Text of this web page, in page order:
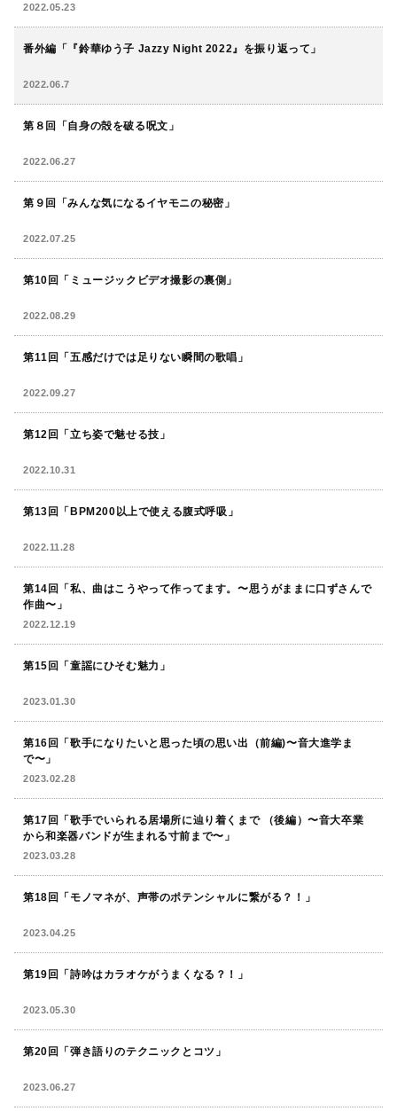
2022.05.23
番外編「『鈴華ゆう子 Jazzy Night 2022』を振り返って」
2022.06.7
第８回「自身の殻を破る呪文」
2022.06.27
第９回「みんな気になるイヤモニの秘密」
2022.07.25
第10回「ミュージックビデオ撮影の裏側」
2022.08.29
第11回「五感だけでは足りない瞬間の歌唱」
2022.09.27
第12回「立ち姿で魅せる技」
2022.10.31
第13回「BPM200以上で使える腹式呼吸」
2022.11.28
第14回「私、曲はこうやって作ってます。〜思うがままに口ずさんで
作曲〜」
2022.12.19
第15回「童謡にひそむ魅力」
2023.01.30
第16回「歌手になりたいと思った頃の思い出（前編)〜音大進学ま
で〜」
2023.02.28
第17回「歌手でいられる居場所に辿り着くまで （後編）〜音大卒業
から和楽器バンドが生まれる寸前まで〜」
2023.03.28
第18回「モノマネが、声帯のポテンシャルに繋がる？！」
2023.04.25
第19回「詩吟はカラオケがうまくなる？！」
2023.05.30
第20回「弾き語りのテクニックとコツ」
2023.06.27